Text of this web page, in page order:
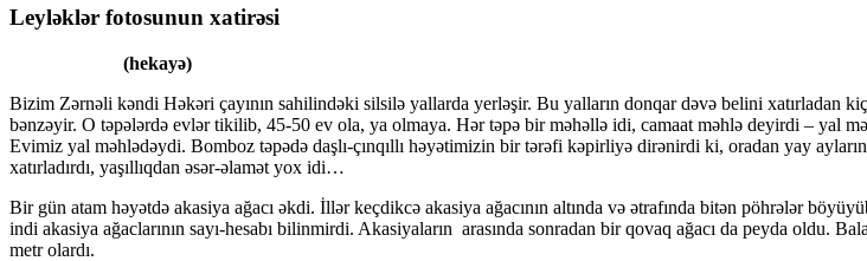
Leyləklər fotosunun xatirəsi
(hekayə)
Bizim Zərnəli kəndi Həkəri çayının sahilindəki silsilə yallarda yerləşir. Bu yalların donqar dəvə belini xatırladan
bənzəyir. O təpələrdə evlər tikilib, 45-50 ev ola, ya olmaya. Hər təpə bir məhəllə idi, camaat məhlə deyirdi – yal
Evimiz yal məhlədəydi. Bomboz təpədə daşlı-çınqıllı həyətimizin bir tərəfi kəpirliyə dirənirdi ki, oradan yay
xatırladırdı, yaşıllıqdan əsər-əlamət yox idi…
Bir gün atam həyətdə akasiya ağacı əkdi. İllər keçdikcə akasiya ağacının altında və ətrafında bitən pöhrələr
indi akasiya ağaclarının sayı-hesabı bilinmirdi. Akasiyaların arasında sonradan bir qovaq ağacı da peyda oldu.
metr olardı.